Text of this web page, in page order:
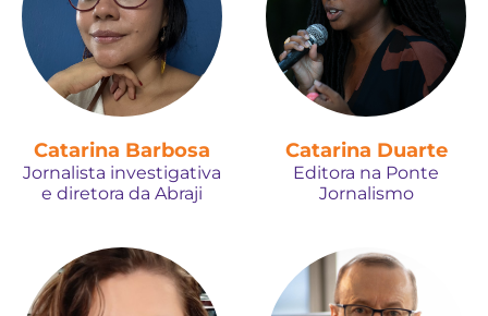
Catarina Barbosa
Jornalista investigativa
e diretora da Abraji
Catarina Duarte
Editora na Ponte
Jornalismo